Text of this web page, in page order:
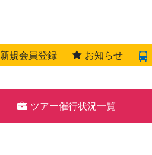
新規会員登録 お知らせ
ツアー催行状況一覧